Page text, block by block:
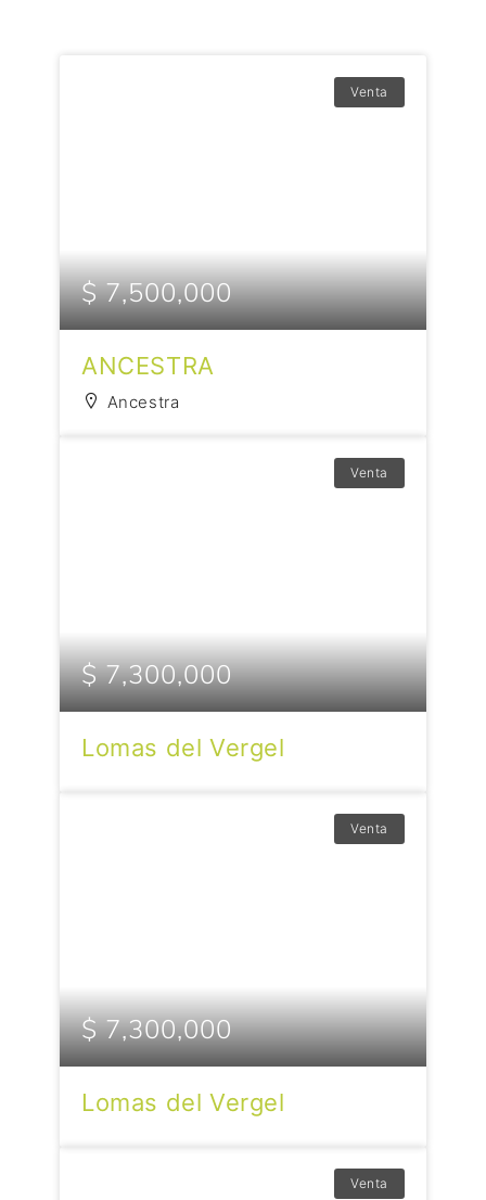
Venta
$ 7,500,000
ANCESTRA
Ancestra
Venta
$ 7,300,000
Lomas del Vergel
Venta
$ 7,300,000
Lomas del Vergel
Venta